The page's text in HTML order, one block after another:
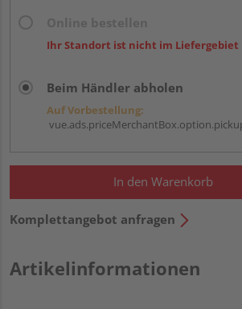
Ihr Standort ist nicht im Liefergebiet
Beim Händler abholen
Auf Vorbestellung:
In den Warenkorb
Komplettangebot anfragen
Artikelinformationen